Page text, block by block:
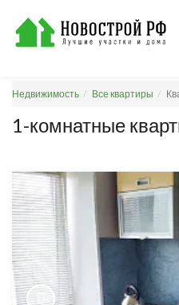
Недвижимость Все квартиры
1-комнатные